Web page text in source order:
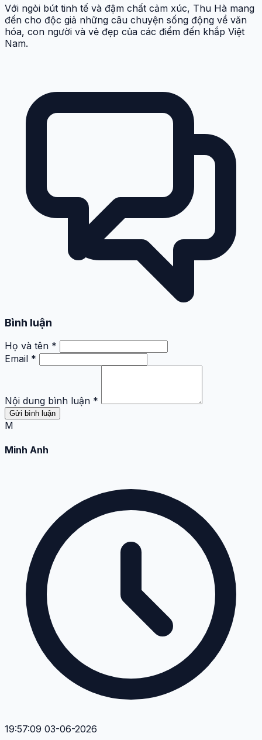
Với ngòi bút tinh tế và đậm chất cảm xúc, Thu Hà mang
đến cho độc giả những câu chuyện sống động về văn
hóa, con người và vẻ đẹp của các điểm đến khắp Việt
Nam.
Bình luận
Họ và tên *
Email *
Nội dung bình luận *
Gửi bình luận
M
Minh Anh
19:57:09 03-06-2026